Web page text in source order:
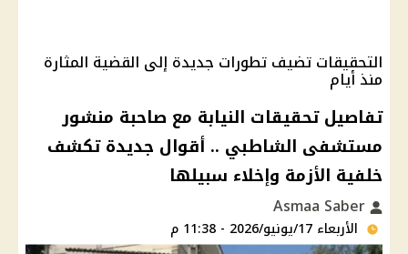
التحقيقات تضيف تطورات جديدة إلى القضية المثارة
منذ أيام
تفاصيل تحقيقات النيابة مع صاحبة منشور
مستشفى الشاطبي .. أقوال جديدة تكشف
خلفية الأزمة وإخلاء سبيلها
الأربعاء 17/يونيو/2026 - 11:38 م